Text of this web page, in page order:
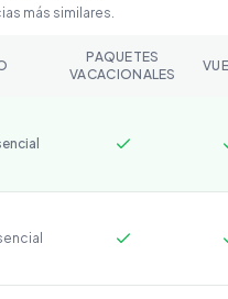
más similares.
PAQUETES
VACACIONALES